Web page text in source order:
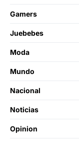
Gamers
Juebebes
Moda
Mundo
Nacional
Noticias
Opinion